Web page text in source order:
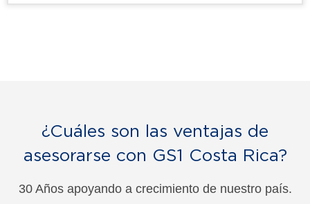
¿Cuáles son las ventajas de
asesorarse con GS1 Costa Rica?
30 Años apoyando a crecimiento de nuestro país.